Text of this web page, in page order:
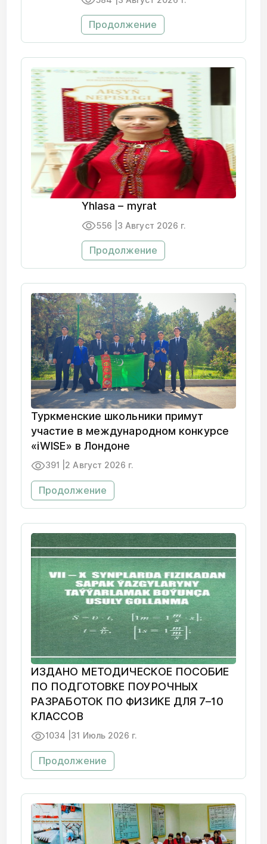
Продолжение
Yhlasa – myrat
556 | 3 Август 2026 г.
Продолжение
Туркменские школьники примут
участие в международном конкурсе
«iWISE» в Лондоне
391 | 2 Август 2026 г.
Продолжение
ИЗДАНО МЕТОДИЧЕСКОЕ ПОСОБИЕ
ПО ПОДГОТОВКЕ ПОУРОЧНЫХ
РАЗРАБОТОК ПО ФИЗИКЕ ДЛЯ 7–10
КЛАССОВ
1034 | 31 Июль 2026 г.
Продолжение